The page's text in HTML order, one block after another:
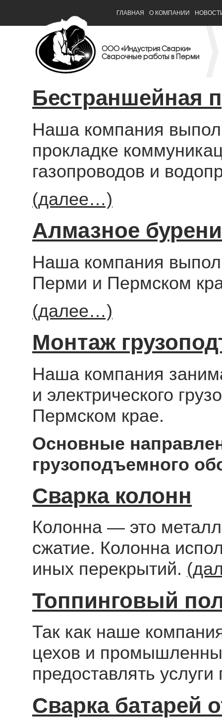
ГЛАВНАЯ О КОМПАНИИ
ООО «Индустрия Сварки»
Сварочные работы в Перми
Бестраншейная
Наша компания
прокладке
газопроводов и
(далее…)
Алмазное
Наша компания
Перми и Пермском
(далее…)
Монтаж
Наша компания
и электрического
Пермском крае.
Основные
грузоподъемного
Сварка колонн
Колонна — это
сжатие. Колонна
иных перекрытий.
Топпинговый
Так как наше
цехов и
предоставлять
Сварка батарей